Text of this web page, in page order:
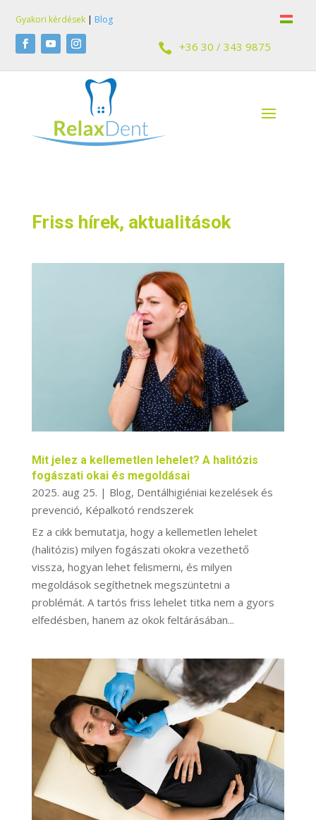
Gyakori kérdések | Blog
 +36 30 / 343 9875
Friss hírek, aktualitások
Mit jelez a kellemetlen lehelet? A halitózis
fogászati okai és megoldásai
2025. aug 25. | Blog, Dentálhigiéniai kezelések és
prevenció, Képalkotó rendszerek
Ez a cikk bemutatja, hogy a kellemetlen lehelet
(halitózis) milyen fogászati okokra vezethető
vissza, hogyan lehet felismerni, és milyen
megoldások segíthetnek megszüntetni a
problémát. A tartós friss lehelet titka nem a gyors
elfedésben, hanem az okok feltárásában...